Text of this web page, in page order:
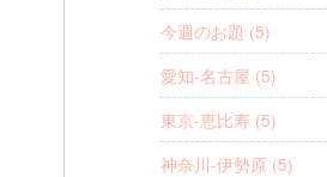
今週のお題 (5)
愛知-名古屋 (5)
東京-恵比寿 (5)
神奈川-伊勢原 (5)